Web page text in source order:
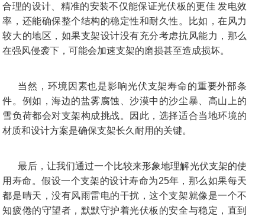
合理的设计、精准的安装不仅能保证光伏板的更佳 发电效
率，还能确保整个结构的稳定性和耐久性。比如，在风力
较大的地区，如果支架设计没有充分考虑抗风能力，那么
在强风侵袭下，可能会加速支架的磨损甚至造成损坏。
当然，环境因素也是影响光伏支架寿命的重要外部条
件。例如，海边的盐雾腐蚀、沙漠中的沙尘暴、高山上的
雪负荷都会对支架构成挑战。因此，选择适合当地环境的
材质和设计方案是确保支架长久耐用的关键。
最后，让我们通过一个比较来形象地理解光伏支架的使
用寿命。假设一个支架的设计寿命为25年，那么如果每天
都是晴天，没有风雨雷电的干扰，这个支架就像是一个不
知疲倦的守望者，默默守护着光伏板的安全与稳定，直到